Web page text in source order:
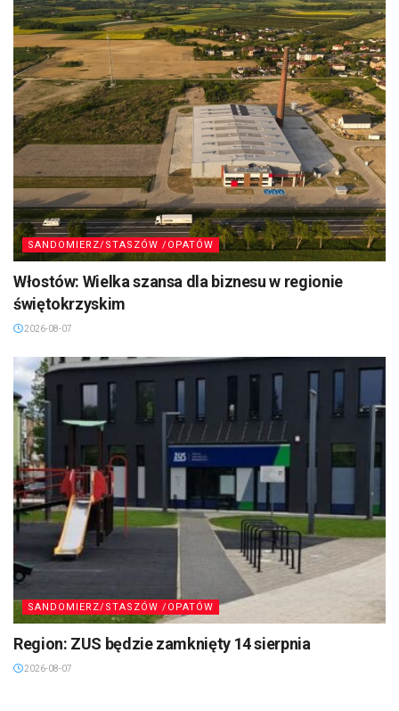
SANDOMIERZ/STASZÓW /OPATÓW
Włostów: Wielka szansa dla biznesu w regionie
świętokrzyskim
2026-08-07
SANDOMIERZ/STASZÓW /OPATÓW
Region: ZUS będzie zamknięty 14 sierpnia
2026-08-07